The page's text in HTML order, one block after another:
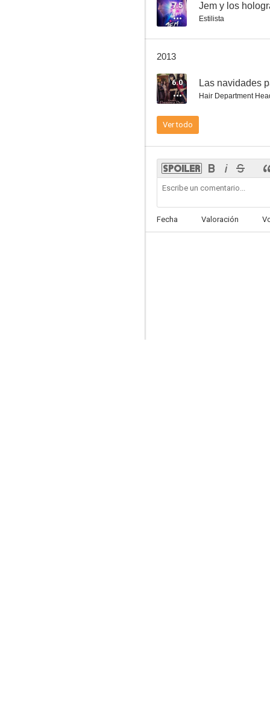
7.5 Jem y los
Estilista
2013
6.0 Las navidades
Hair Department
Ver todo
Fecha Valoración